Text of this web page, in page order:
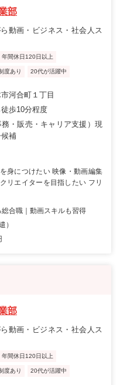
部
動画・ビジネス・社会人ス
年間休日120日以上
度あり 20代が活躍中
河合町１丁目
歩10分程度
・販売・キャリア支援）現
補
身につけたい 映像・動画編集
リエイターを目指したい フリ
合職｜動画スキルも習得
）
部
動画・ビジネス・社会人ス
年間休日120日以上
度あり 20代が活躍中